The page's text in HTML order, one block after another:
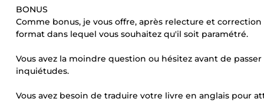
BONUS
Comme bonus, je vous offre, après relecture et
format dans lequel vous souhaitez qu'il soit paramétré.
Vous avez la moindre question ou hésitez avant de
inquiétudes.
Vous avez besoin de traduire votre livre en anglais pour